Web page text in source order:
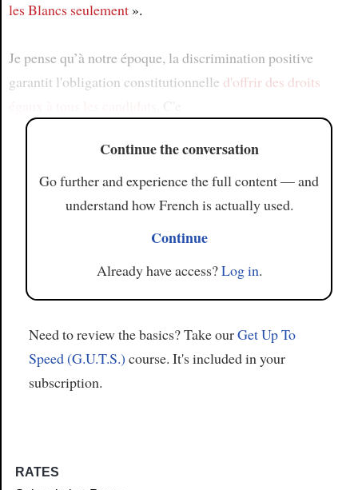
les Blancs seulement».
Je pense qu’à notre époque, la discrimination positive
garantit l'obligation constitutionnelle d'offrir des droits
Continue the conversation
Go further and experience the full content — and
understand how French is actually used.
Continue
Already have access?Log in.
Need to review the basics? Take ourGet Up To
Speed (G.U.T.S.) course. It's included in your
subscription.
RATES